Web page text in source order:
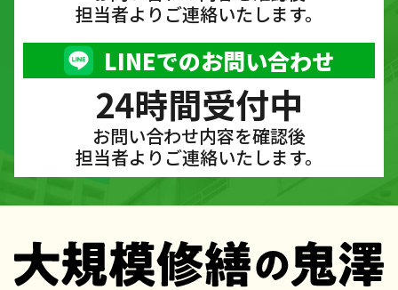
担当者よりご連絡いたします。
LINEでのお問い合わせ
24時間受付中
お問い合わせ内容を確認後
担当者よりご連絡いたします。